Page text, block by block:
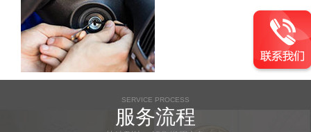
SERVICE PROCESS
服务流程